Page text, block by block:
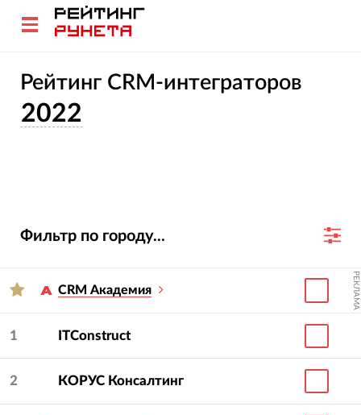
Рейтинг CRM-интеграторов
2022
Фильтр по городу...
CRM Академия РЕКЛАМА
1 ITConstruct
2 КОРУС Консалтинг